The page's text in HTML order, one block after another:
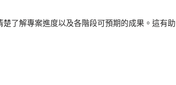
了解專案進度以及各階段可預期的成果。這有助